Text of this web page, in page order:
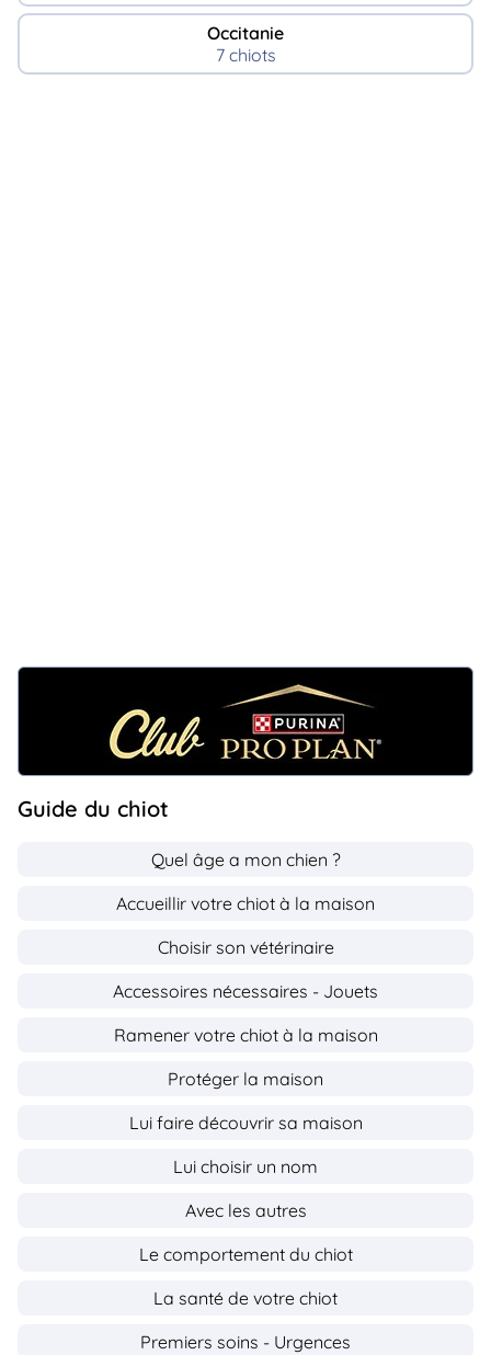
Occitanie
7 chiots
Guide du chiot
Quel âge a mon chien ?
Accueillir votre chiot à la maison
Choisir son vétérinaire
Accessoires nécessaires - Jouets
Ramener votre chiot à la maison
Protéger la maison
Lui faire découvrir sa maison
Lui choisir un nom
Avec les autres
Le comportement du chiot
La santé de votre chiot
Premiers soins - Urgences